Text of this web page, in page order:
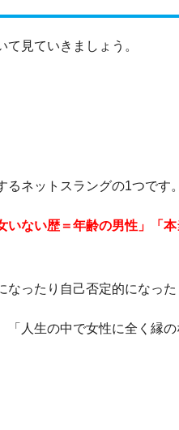
見ていきましょう。
るネットスラングの1つです。
いない歴＝年齢の男性」「
なったり自己否定的になっ
「人生の中で女性に全く縁